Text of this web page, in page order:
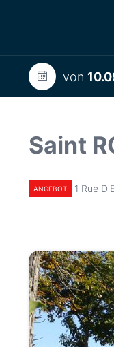
von
Saint
ANGEBOT 1 Rue